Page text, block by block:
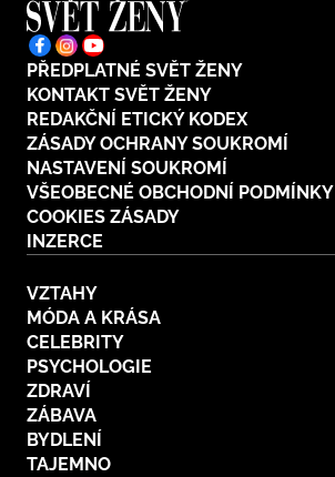
PŘEDPLATNÉ SVĚT ŽENY
KONTAKT SVĚT ŽENY
REDAKČNÍ ETICKÝ KODEX
ZÁSADY OCHRANY SOUKROMÍ
NASTAVENÍ SOUKROMÍ
VŠEOBECNÉ OBCHODNÍ PODMÍNKY
COOKIES ZÁSADY
INZERCE
VZTAHY
MÓDA A KRÁSA
CELEBRITY
PSYCHOLOGIE
ZDRAVÍ
ZÁBAVA
BYDLENÍ
TAJEMNO